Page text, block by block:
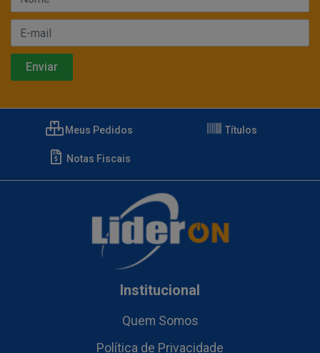
Meus Pedidos Títulos
Notas Fiscais
Institucional
Quem Somos
Política de Privacidade